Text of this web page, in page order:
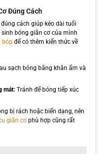
Đúng Cách
cách giúp kéo dài tuổi
bóng giãn cơ của mình
bópđể có thêm kiến thức về
sạch bóng bằng khăn ẩm và
mát:Tránh để bóng tiếp xúc
bị rách hoặc biến dạng, nên
giãn cơphù hợp cũng rất